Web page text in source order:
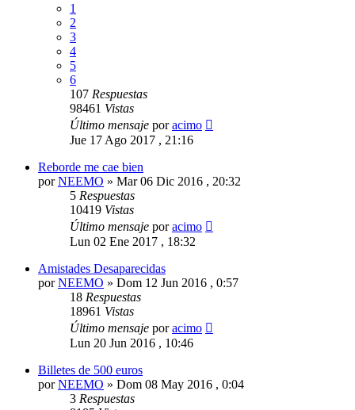
1
2
3
4
5
6
107 Respuestas
98461 Vistas
Último mensaje poracimo
Jue 17 Ago 2017 , 21:16
Reborde me cae bien
porNEEMO » Mar 06 Dic 2016 , 20:32
5 Respuestas
10419 Vistas
Último mensaje poracimo
Lun 02 Ene 2017 , 18:32
Amistades Desaparecidas
porNEEMO » Dom 12 Jun 2016 , 0:57
18 Respuestas
18961 Vistas
Último mensaje poracimo
Lun 20 Jun 2016 , 10:46
Billetes de 500 euros
porNEEMO » Dom 08 May 2016 , 0:04
3 Respuestas